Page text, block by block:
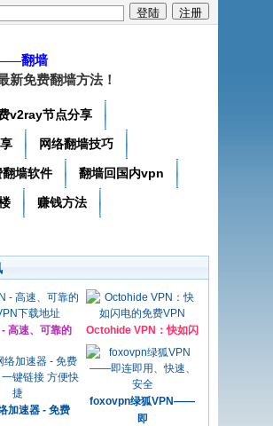
翻墙
新免费翻墙方法！
v2ray节点分享
网络翻墙技巧
翻墙软件 翻墙回国内vpn
赚钱方法
高速、可靠的 Octohide VPN：快如闪
加速器 - 免费
foxovpn绿狐VPN——
即